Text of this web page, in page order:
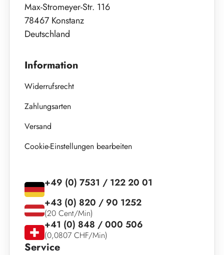
Max-Stromeyer-Str. 116
78467 Konstanz
Deutschland
Information
Widerrufsrecht
Zahlungsarten
Versand
Cookie-Einstellungen bearbeiten
Service
+49 (0) 7531 / 122 20 01
+43 (0) 820 / 90 1252
(20 Cent/Min)
+41 (0) 848 / 000 506
(0,0807 CHF/Min)